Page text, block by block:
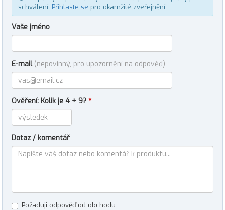
schválení. Přihlaste se pro okamžité zveřejnění.
Vaše jméno
E-mail (nepovinný, pro upozornění na odpověď)
Ověření: Kolik je 4 + 9? *
Dotaz / komentář
Požaduji odpověď od obchodu